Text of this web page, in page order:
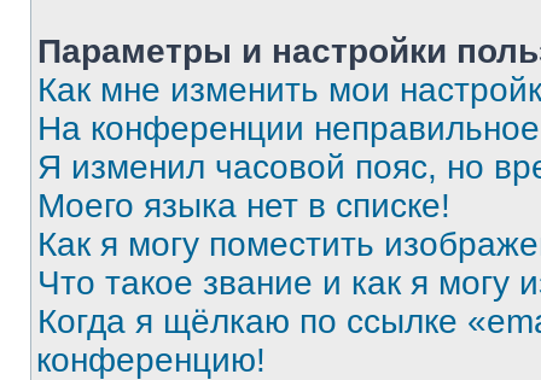
Параметры и настройки
Как мне изменить мои
На конференции
Я изменил часовой пояс, но
Моего языка нет в списке!
Как я могу поместить
Что такое звание и как я могу
Когда я щёлкаю по ссылке
конференцию!